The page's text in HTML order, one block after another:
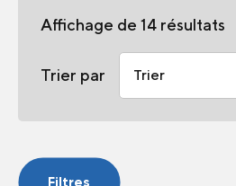
Affichage de 14 résultats
Trier par
Filtres